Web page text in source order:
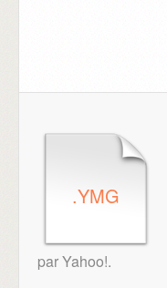
.YMG
par Yahoo!.